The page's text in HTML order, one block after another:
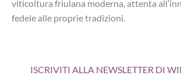
viticoltura friulana moderna, attenta
fedele alle proprie tradizioni.
ISCRIVITI ALLA NEWSLETTER DI